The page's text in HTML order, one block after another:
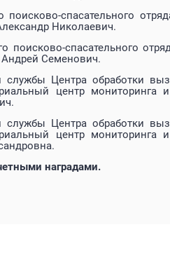
поисково-спасательного
Николаевич.
поисково-спасательного
Семенович.
службы Центра обработки
центр
службы Центра обработки
центр
наградами.